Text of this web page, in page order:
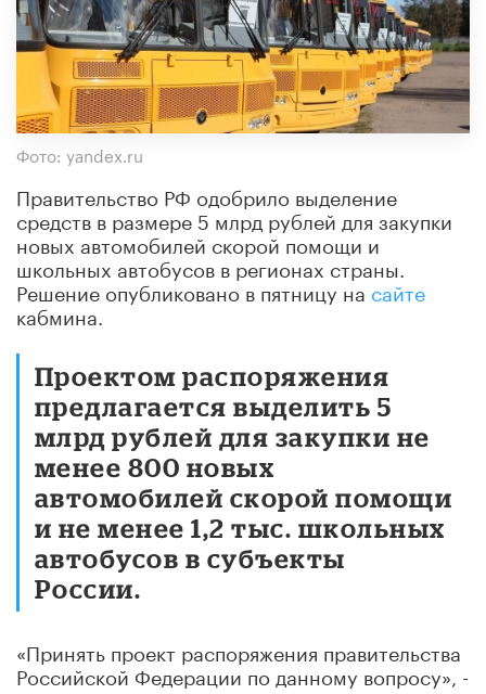
Фото: yandex.ru
Правительство РФ одобрило выделение
средств в размере 5 млрд рублей для закупки
новых автомобилей скорой помощи и
школьных автобусов в регионах страны.
Решение опубликовано в пятницу на сайте
кабмина.
Проектом распоряжения
предлагается выделить 5
млрд рублей для закупки не
менее 800 новых
автомобилей скорой помощи
и не менее 1,2 тыс. школьных
автобусов в субъекты
России.
«Принять проект распоряжения правительства
Российской Федерации по данному вопросу», -